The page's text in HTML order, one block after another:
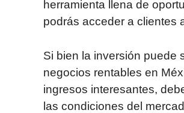
herramienta llena de
podrás acceder a clientes
Si bien la inversión puede
negocios rentables en
ingresos interesantes,
las condiciones del